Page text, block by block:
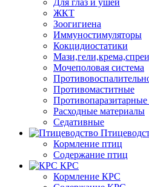
Для глаз и ушей
ЖКТ
Зоогигиена
Иммуностимуляторы
Кокцидиостатики
Мочеполовая система
Противомаститные
Расходные материалы
Седативные
Кормление птиц
Содержание птиц
КРС
Кормление КРС